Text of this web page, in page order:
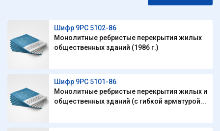
Шифр 9РС 5102-86
Монолитные ребристые перекрытия жилых
общественных зданий (1986 г.)
Шифр 9РС 5101-86
Монолитные ребристые перекрытия жилых и
общественных зданий (с гибкой арматурой...